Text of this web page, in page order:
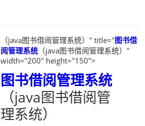
（java图书借阅管理系统）" title="图书借
阅管理系统 （java图书借阅管理系统）"
width="200" height="150">
图书借阅管理系统
（java图书借阅管
理系统）